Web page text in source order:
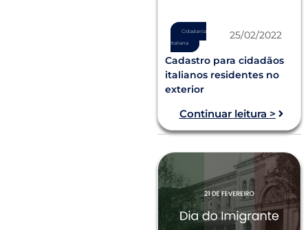
Cidadania
Italiana
25/02/2022
Cadastro para cidadãos
italianos residentes no
exterior
Continuar leitura >